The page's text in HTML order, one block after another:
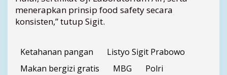
menerapkan prinsip food safety secara
konsisten,” tutup Sigit.
Ketahanan pangan
Listyo Sigit Prabowo
Makan bergizi gratis
MBG
Polri